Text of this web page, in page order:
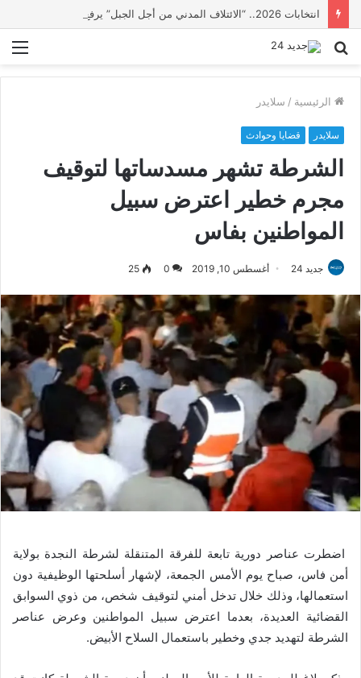
بحث
الرئيسية / سلايدر
سلايدر قضايا وحوادث
الشرطة تشهر مسدساتها لتوقيف
مجرم خطير اعترض سبيل
المواطنين بفاس
جديد 24 أغسطس 10, 2019 0
25
اضطرت عناصر دورية تابعة للفرقة المتنقلة لشرطة النجدة بولاية
أمن فاس، صباح يوم الأمس الجمعة، لإشهار أسلحتها الوظيفية دون
استعمالها، وذلك خلال تدخل أمني لتوقيف شخص، من ذوي السوابق
القضائية العديدة، بعدما اعترض سبيل المواطنين وعرض عناصر
الشرطة لتهديد جدي وخطير باستعمال السلاح الأبيض.